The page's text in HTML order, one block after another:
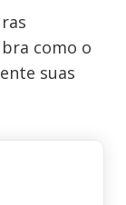
como o
suas